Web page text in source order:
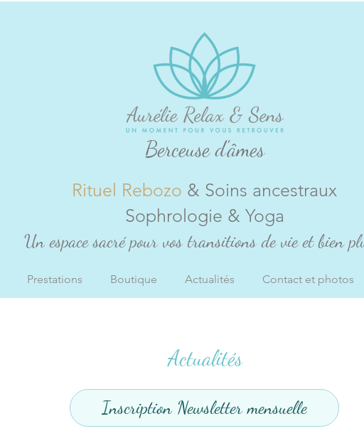
Actualités
Inscription Newsletter mensuelle
Berceuse d'âmes
Rituel Rebozo & Soins ancestraux
Sophrologie & Yoga
Un espace sacré pour vos transitions de vie et bien
Prestations Boutique Actualités Contact et photos